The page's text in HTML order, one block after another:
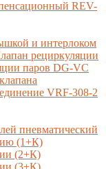
REV-
и интерлоком
рециркуляции
паров DG-VC
VRF-308-2
пневматический
(1+К)
(2+К)
(3+К)